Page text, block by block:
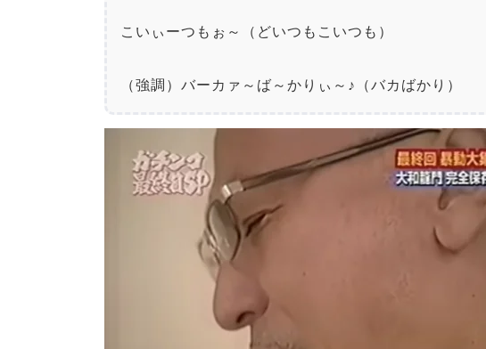
こいぃーつもぉ～（どいつもこいつも）
（強調）バーカァ～ば～かりぃ～♪（バカばかり）